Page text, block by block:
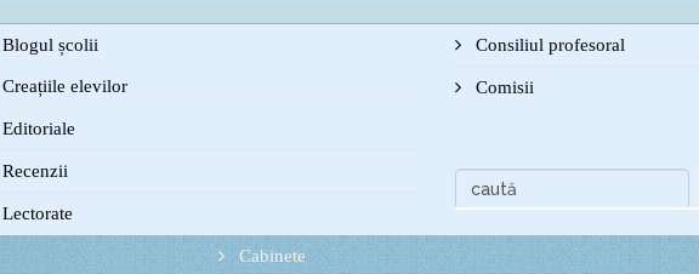
Blogul școlii
Creațiile elevilor
Editoriale
Recenzii
Lectorate
Consiliul profesoral
Comisii
Cabinete